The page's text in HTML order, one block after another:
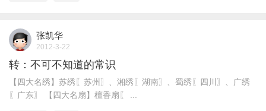
张凯华
2012-3-22
转：不可不知道的常识
【四大名绣】苏绣〖苏州〗、湘绣〖湖南〗、蜀绣〖四川〗、广绣
〖广东〗 【四大名扇】檀香扇〖 ...